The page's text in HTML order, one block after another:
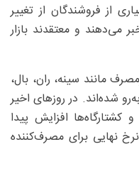
از فروشندگان از تغییر
می‌دهند و معتقدند بازار
مانند سینه، ران، بال،
شده‌اند. در روزهای اخیر
افزایش پیدا
نهایی برای مصرف‌کننده